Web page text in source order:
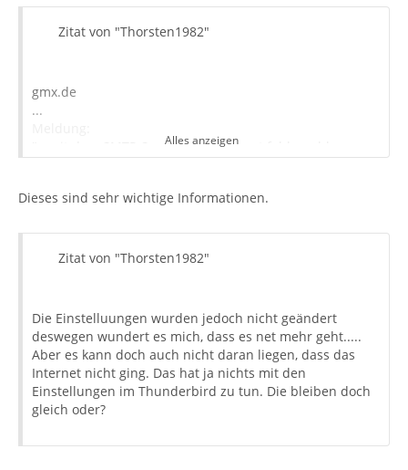
Zitat von "Thorsten1982"
gmx.de
...
"...mit dem SMTP-Server mail.gmx.net fehlgeschlagen
Kein Providerwechsel.
Alles anzeigen
Dieses sind sehr wichtige Informationen.
Zitat von "Thorsten1982"
Die Einstelluungen wurden jedoch nicht geändert
deswegen wundert es mich, dass es net mehr geht.....
Aber es kann doch auch nicht daran liegen, dass das
Internet nicht ging. Das hat ja nichts mit den
Einstellungen im Thunderbird zu tun. Die bleiben doch
gleich oder?